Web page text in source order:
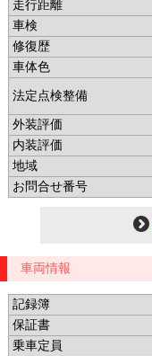
走行距離
車検
修復歴
車体色
法定点検整備
外装評価
内装評価
地域
お問合せ番号
車両情報
記録簿
保証書
乗車定員